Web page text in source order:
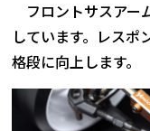
フロントサスアー
しています。レスポ
格段に向上します。